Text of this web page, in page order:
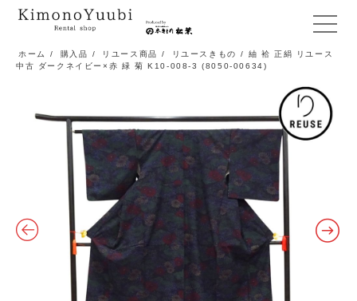
メ
ニ
ー
開
閉
ホーム / 購入品 / リユース商品 / リユースきもの
/ 紬 袷 正絹 リユース
中古 ダークネイビー×赤 緑 菊 K10-008-3 (8050-00634)